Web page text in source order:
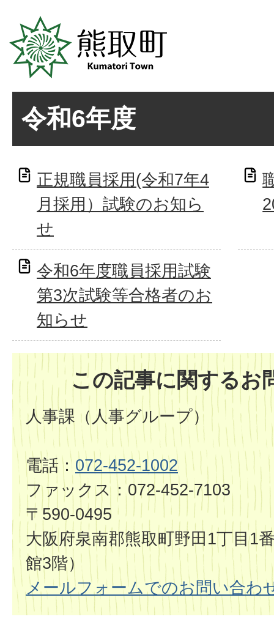
令和6年度
正規職員採用(令和7年4
月採用）試験のお知ら
せ
令和6年度職員採用試験
第3次試験等合格者のお
知らせ
この記事に関するお
人事課（人事グループ）
電話： 072-452-1002
ファックス：072-452-7103
〒590-0495
大阪府泉南郡熊取町野田1丁目1
館3階）
メールフォームでのお問い合わ